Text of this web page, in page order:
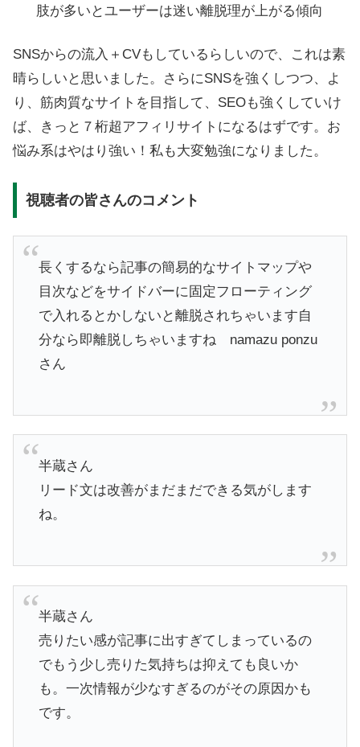
肢が多いとユーザーは迷い離脱理が上がる傾向
SNSからの流入＋CVもしているらしいので、これは素
晴らしいと思いました。さらにSNSを強くしつつ、よ
り、筋肉質なサイトを目指して、SEOも強くしていけ
ば、きっと７桁超アフィリサイトになるはずです。お
悩み系はやはり強い！私も大変勉強になりました。
視聴者の皆さんのコメント
長くするなら記事の簡易的なサイトマップや
目次などをサイドバーに固定フローティング
で入れるとかしないと離脱されちゃいます自
分なら即離脱しちゃいますね namazu ponzu
さん
半蔵さん
​リード文は改善がまだまだできる気がします
ね。
半蔵さん
​売りたい感が記事に出すぎてしまっているの
でもう少し売りた気持ちは抑えても良いか
も。一次情報が少なすぎるのがその原因かも
です。